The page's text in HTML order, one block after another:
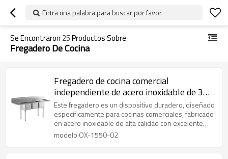
Entra una palabra para buscar por favor
Se Encontraron 25Productos Sobre
Fregadero De Cocina
Fregadero de cocina comercial
independiente de acero inoxidable de 3
compartimentos con escurridor doble
Este fregadero es un dispositivo duradero, diseñado
específicamente para cocinas comerciales, fabricado
en acero inoxidable de alta calidad con excelente
resistencia a la corrosión y fácil de limpiar. Es apto
modelo:OX-1550-02